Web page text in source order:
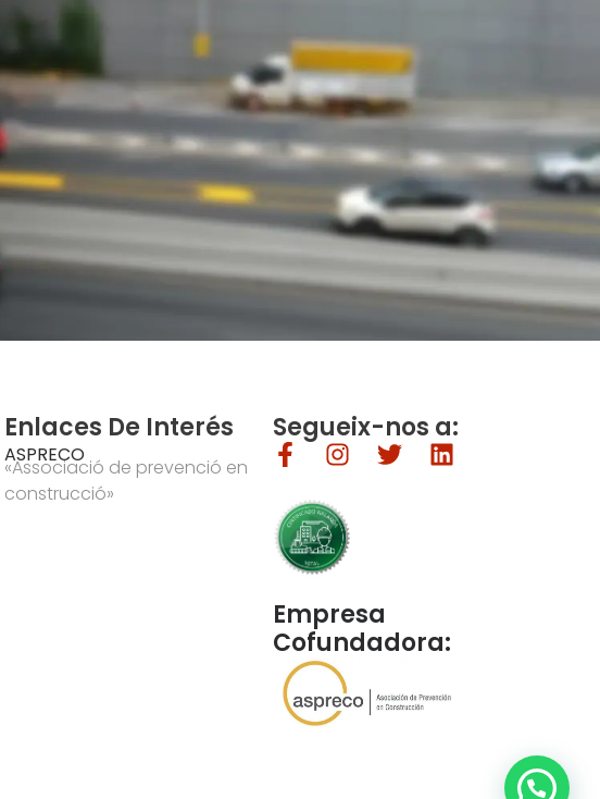
Enlaces De Interés
ASPRECO
«Associació de prevenció en
construcció»
Segueix-nos a:
Empresa
Cofundadora: